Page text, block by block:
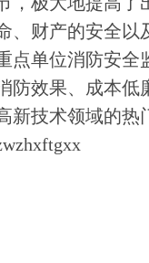
、财产的安全以
点单位消防安全
防效果、成本低
新技术领域的热